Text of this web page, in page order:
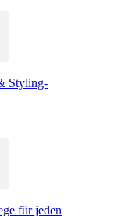
Styling-
für jeden